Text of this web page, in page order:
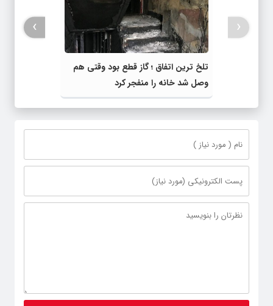
تلخ ترین اتفاق ؛ گاز قطع بود وقتی هم
وصل شد خانه را منفجر کرد
‹
›